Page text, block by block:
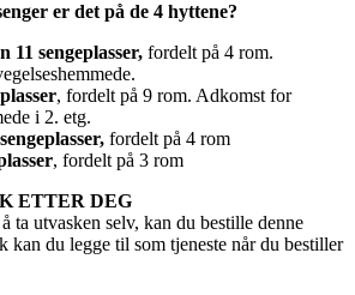
er det på de 4 hyttene?
11 sengeplasser, fordelt på 4 rom.
, fordelt på 9 rom. Adkomst for
i 2. etg.
fordelt på 4 rom
, fordelt på 3 rom
ETTER DEG
ta utvasken selv, kan du bestille denne
kan du legge til som tjeneste når du bestiller